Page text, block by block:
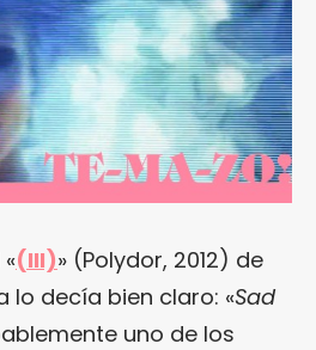
(III)» (Polydor, 2012) de
lo decía bien claro: «Sad
uno de los